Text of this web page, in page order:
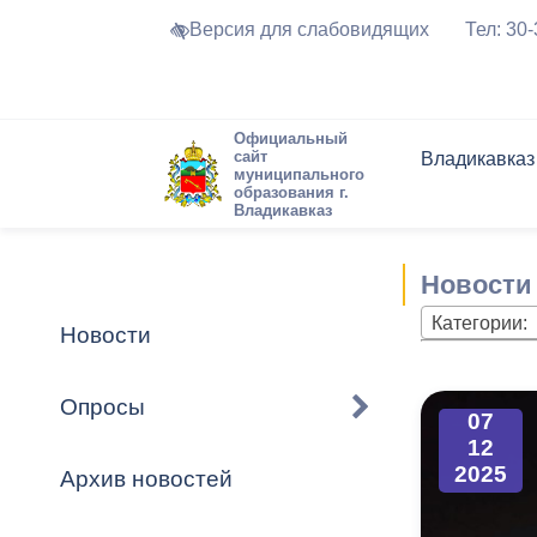
Версия для слабовидящих Тел:
Официальный
сайт
муниципального
образования г.
Владикавказ
Владикавказ
Устав города
Города-
Торги и
Формы
Обратная
Комиссии
График
Новостная
Актуально
Новости
Опросы
Архив новостей
Новости
Категории:
07
12
2025